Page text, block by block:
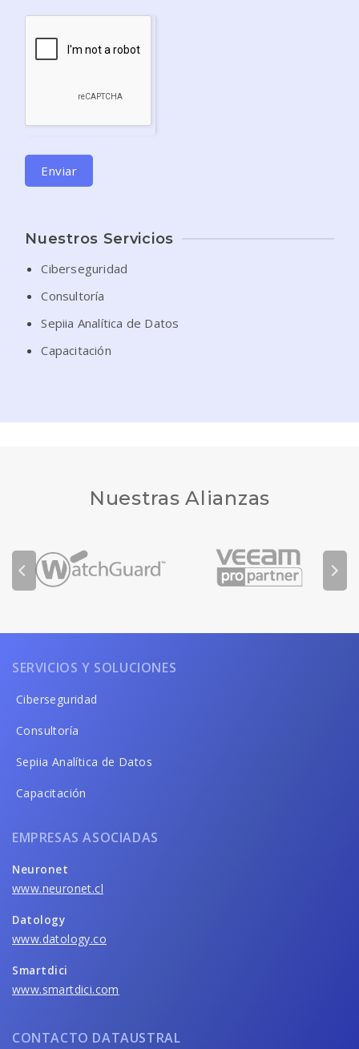
Enviar
Nuestros Servicios
Ciberseguridad
Consultoría
Sepiia Analítica de Datos
Capacitación
Nuestras Alianzas
SERVICIOS Y SOLUCIONES
Ciberseguridad
Consultoría
Sepiia Analítica de Datos
Capacitación
EMPRESAS ASOCIADAS
Neuronet
www.neuronet.cl
Datology
www.datology.co
Smartdici
www.smartdici.com
CONTACTO DATAUSTRAL